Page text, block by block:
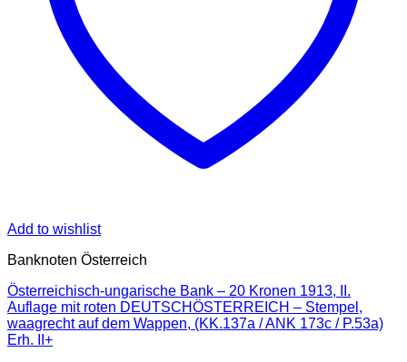
Add to wishlist
Banknoten Österreich
Österreichisch-ungarische Bank – 20 Kronen 1913, II.
Auflage mit roten DEUTSCHÖSTERREICH – Stempel,
waagrecht auf dem Wappen, (KK.137a / ANK 173c / P.53a)
Erh. II+